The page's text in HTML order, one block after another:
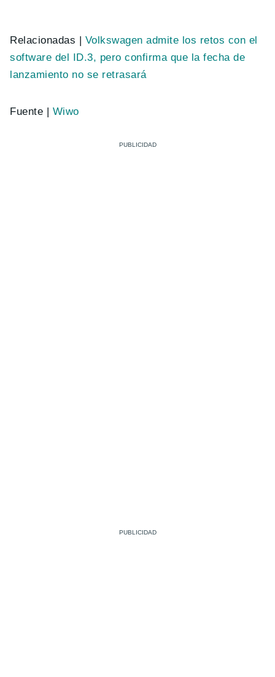
Relacionadas | Volkswagen admite los retos con el
software del ID.3, pero confirma que la fecha de
lanzamiento no se retrasará
Fuente | Wiwo